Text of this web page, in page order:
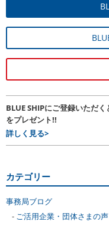
BLUE SHIPにご登録いただ
をプレゼント!!
詳しく見る>
カテゴリー
事務局ブログ
ご活用企業・団体さまの声